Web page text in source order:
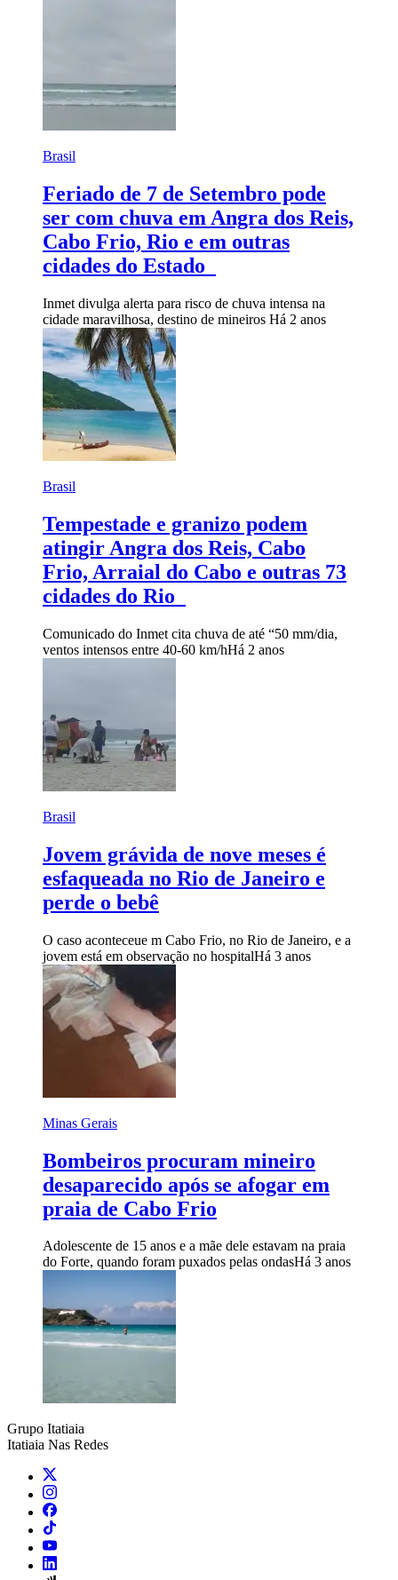
Brasil
Feriado de 7 de Setembro pode
ser com chuva em Angra dos Reis,
Cabo Frio, Rio e em outras
cidades do Estado
Inmet divulga alerta para risco de chuva intensa na
cidade maravilhosa, destino de mineiros Há 2 anos
Brasil
Tempestade e granizo podem
atingir Angra dos Reis, Cabo
Frio, Arraial do Cabo e outras 73
cidades do Rio
Comunicado do Inmet cita chuva de até “50 mm/dia,
ventos intensos entre 40-60 km/hHá 2 anos
Brasil
Jovem grávida de nove meses é
esfaqueada no Rio de Janeiro e
perde o bebê
O caso aconteceue m Cabo Frio, no Rio de Janeiro, e a
jovem está em observação no hospitalHá 3 anos
Minas Gerais
Bombeiros procuram mineiro
desaparecido após se afogar em
praia de Cabo Frio
Adolescente de 15 anos e a mãe dele estavam na praia
do Forte, quando foram puxados pelas ondasHá 3 anos
Grupo Itatiaia
Itatiaia Nas Redes